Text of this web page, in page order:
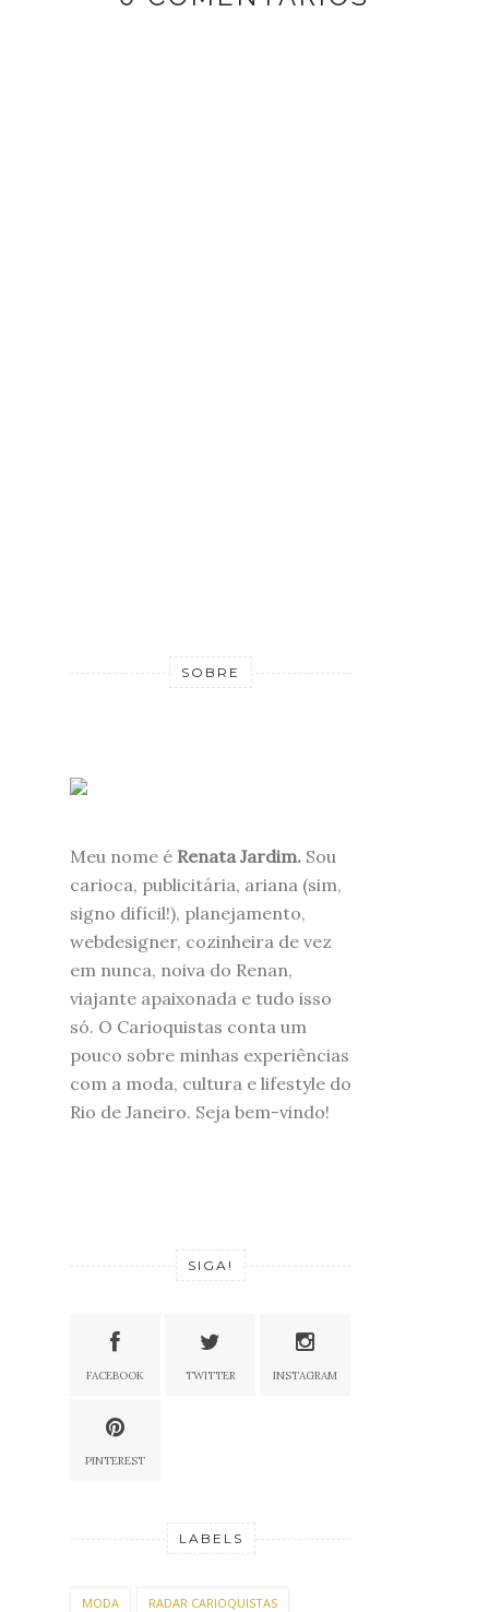
SOBRE
Meu nome é Renata Jardim. Sou
carioca, publicitária, ariana (sim,
signo difícil!), planejamento,
webdesigner, cozinheira de vez
em nunca, noiva do Renan,
viajante apaixonada e tudo isso
só. O Carioquistas conta um
pouco sobre minhas experiências
com a moda, cultura e lifestyle do
Rio de Janeiro. Seja bem-vindo!
SIGA!
FACEBOOK TWITTER INSTAGRAM
PINTEREST
LABELS
MODA RADAR CARIOQUISTAS